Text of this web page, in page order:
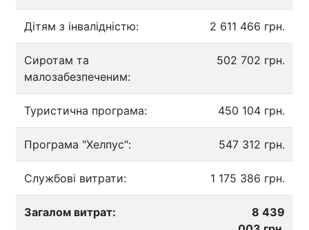
Дітям з інвалідністю: 2 611 466 грн.
Сиротам та
малозабезпеченим:
502 702 грн.
Туристична програма: 450 104 грн.
Програма "Хелпус": 547 312 грн.
Службові витрати: 1 175 386 грн.
Загалом витрат:
8 439